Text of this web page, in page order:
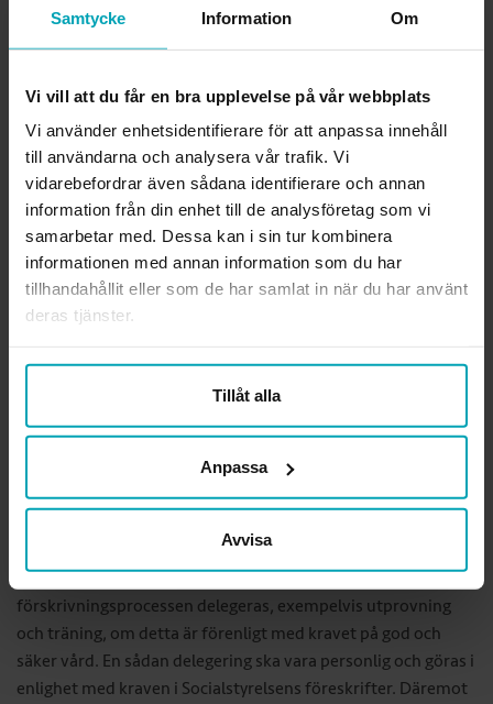
Samtycke Information Om
Vi vill att du får en bra upplevelse på vår webbplats
Vi använder enhetsidentifierare för att anpassa innehåll
till användarna och analysera vår trafik. Vi
vidarebefordrar även sådana identifierare och annan
information från din enhet till de analysföretag som vi
samarbetar med. Dessa kan i sin tur kombinera
informationen med annan information som du har
tillhandahållit eller som de har samlat in när du har använt
deras tjänster.
Tillåt alla
Anpassa
Avvisa
yrkesutövare, men dessa är oftast legitimerade inom ett
annat yrke, exempelvis arbetsterapeuter och sjuksköterskor.
personlig förskrivningsrätt måste kravet på god och säker
vård tillgodoses liksom kraven i förskrivningsprocessen.
Den som tillhör hälso- och sjukvårdspersonalen får enligt
patientsäkerhetslagen delegera en hälso- och
sjukvårdsuppgift till någon annan endast när det är förenligt
med krav på god och säker vård. Den som delegerar ansvarar
för att mottagaren har förutsättningar att fullgöra
arbetsuppgiften.
Förutsättningar för delegering utvecklas i Socialstyrelsens
föreskrifter och allmänna råd (SOSFS 1997:14) om delegering
av arbetsuppgifter inom hälso- och sjukvård och tandvård.
som ska delegeras ska vara klart definierad. Ett beslut om
delegering är personligt och ska gälla för viss tid – högst ett
år – eller för ett bestämt tillfälle.
Det finns inget som hindrar att delar i
förskrivningsprocessen delegeras, exempelvis utprovning
och träning, om detta är förenligt med kravet på god och
säker vård. En sådan delegering ska vara personlig och göras i
enlighet med kraven i Socialstyrelsens föreskrifter. Däremot